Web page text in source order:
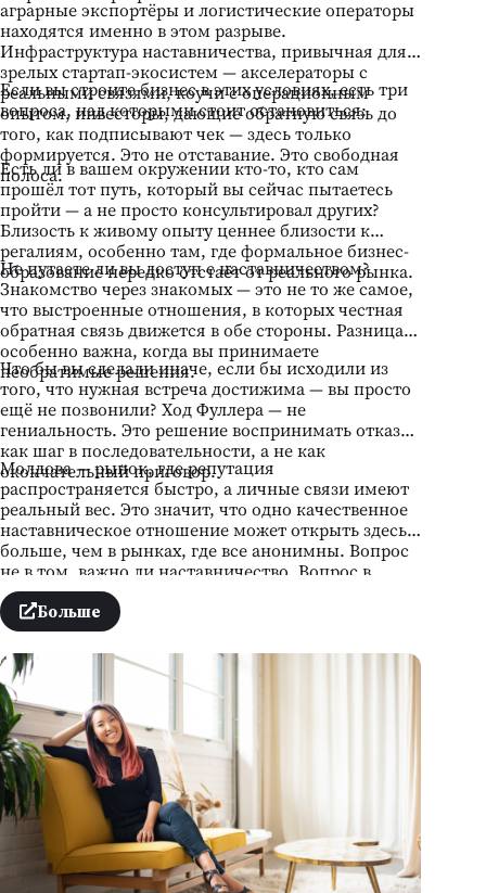
аграрные экспортёры и логистические операторы
находятся именно в этом разрыве.
Инфраструктура наставничества, привычная для
зрелых стартап-экосистем — акселераторы с
реальными связями, коучи с операционным
опытом, инвесторы, дающие обратную связь до
того, как подписывают чек — здесь только
формируется. Это не отставание. Это свободная
полоса.
Если вы строите бизнес в этих условиях, есть три
вопроса, над которыми стоит остановиться:
Есть ли в вашем окружении кто-то, кто сам
прошёл тот путь, который вы сейчас пытаетесь
пройти — а не просто консультировал других?
Близость к живому опыту ценнее близости к
регалиям, особенно там, где формальное бизнес-
образование нередко отстаёт от реального рынка.
Не путаете ли вы доступ с наставничеством?
Знакомство через знакомых — это не то же самое,
что выстроенные отношения, в которых честная
обратная связь движется в обе стороны. Разница
особенно важна, когда вы принимаете
необратимые решения.
Что бы вы сделали иначе, если бы исходили из
того, что нужная встреча достижима — вы просто
ещё не позвонили? Ход Фуллера — не
гениальность. Это решение воспринимать отказ
как шаг в последовательности, а не как
окончательный приговор.
Молдова — рынок, где репутация
распространяется быстро, а личные связи имеют
реальный вес. Это значит, что одно качественное
наставническое отношение может открыть здесь
больше, чем в рынках, где все анонимны. Вопрос
не в том, важно ли наставничество. Вопрос в
другом: чей номер у вас ещё нет — и что мешает
его найти?
Больше